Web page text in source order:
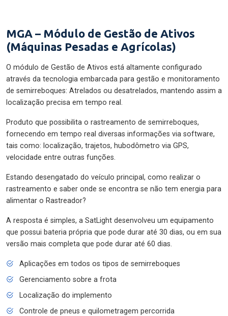
MGA – Módulo de Gestão de Ativos
(Máquinas Pesadas e Agrícolas)
O módulo de Gestão de Ativos está altamente configurado
através da tecnologia embarcada para gestão e monitoramento
de semirreboques: Atrelados ou desatrelados, mantendo assim a
localização precisa em tempo real.
Produto que possibilita o rastreamento de semirreboques,
fornecendo em tempo real diversas informações via software,
tais como: localização, trajetos, hubodômetro via GPS,
velocidade entre outras funções.
Estando desengatado do veículo principal, como realizar o
rastreamento e saber onde se encontra se não tem energia para
alimentar o Rastreador?
A resposta é simples, a SatLight desenvolveu um equipamento
que possui bateria própria que pode durar até 30 dias, ou em sua
versão mais completa que pode durar até 60 dias.
Aplicações em todos os tipos de semirreboques
Gerenciamento sobre a frota
Localização do implemento
Controle de pneus e quilometragem percorrida